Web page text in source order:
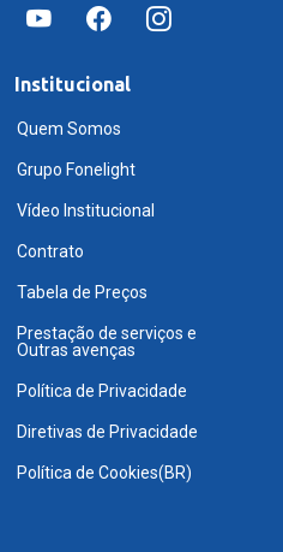
Institucional
Quem Somos
Grupo Fonelight
Vídeo Institucional
Contrato
Tabela de Preços
Prestação de serviços e
Outras avenças
Política de Privacidade
Diretivas de Privacidade
Política de Cookies(BR)